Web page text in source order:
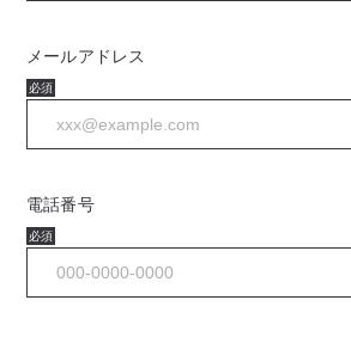
メールアドレス
必須
電話番号
必須